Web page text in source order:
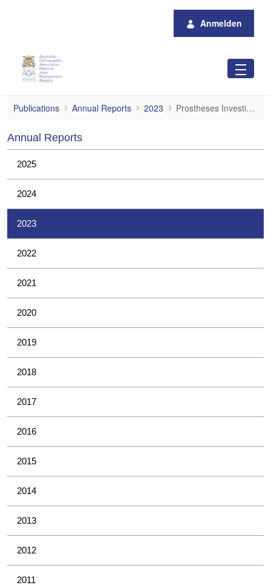
Anmelden
Prostheses Investigations
Publications Annual Reports 2023 Prostheses Investigations
Annual Reports
2025
2024
2023
2022
2021
2020
2019
2018
2017
2016
2015
2014
2013
2012
2011